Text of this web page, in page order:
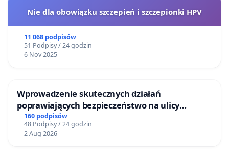
Nie dla obowiązku szczepień i szczepionki HPV
11 068 podpisów
51 Podpisy / 24 godzin
6 Nov 2025
Wprowadzenie skutecznych działań
poprawiających bezpieczeństwo na ulicy
Żeromskiego w Otwocku
160 podpisów
48 Podpisy / 24 godzin
2 Aug 2026